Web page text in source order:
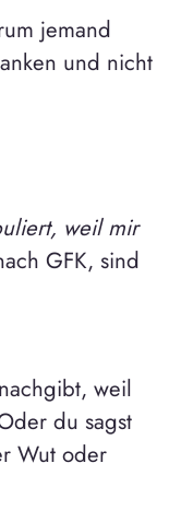
jemand
und nicht
weil mir
GFK, sind
weil
du sagst
Wut oder